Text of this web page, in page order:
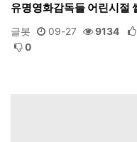
유명영화감독들 어린시절
글봇 09-27 9134
0